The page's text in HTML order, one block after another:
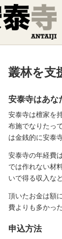
叢林を支
安泰寺はあな
安泰寺は檀家を
布施でなりたっ
は金銭的に安泰
安泰寺の年経費
では作れない材
いで得る収入な
頂いたお金は額
費よりも多かっ
申込方法